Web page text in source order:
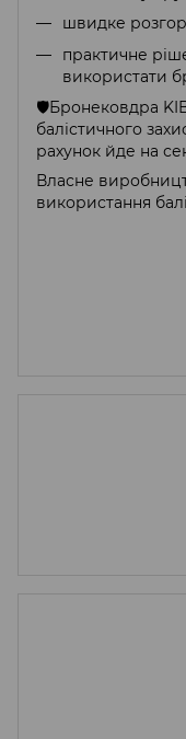
швидке
практичне
використати
🛡Бронековдра
балістичного
рахунок йде на
Власне
використання